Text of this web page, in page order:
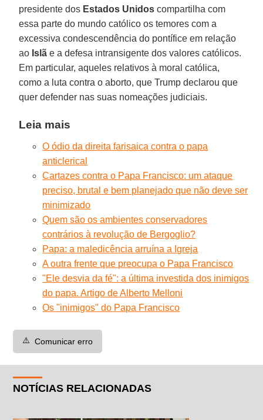
presidente dos Estados Unidos compartilha com
essa parte do mundo católico os temores com a
excessiva condescendência do pontífice em relação
ao Islã e a defesa intransigente dos valores católicos.
Em particular, aqueles relativos à moral católica,
como a luta contra o aborto, que Trump declarou que
quer defender nas suas nomeações judiciais.
Leia mais
O ódio da direita farisaica contra o papa
anticlerical
Cartazes contra o Papa Francisco: um ataque
preciso, brutal e bem planejado que não deve ser
minimizado
Quem são os ambientes conservadores
contrários à revolução de Bergoglio?
Papa: a maledicência arruína a Igreja
A outra frente que preocupa o Papa Francisco
"Ele desvia da fé": a última investida dos inimigos
do papa. Artigo de Alberto Melloni
Os "inimigos" do Papa Francisco
⚠️ Comunicar erro
NOTÍCIAS RELACIONADAS